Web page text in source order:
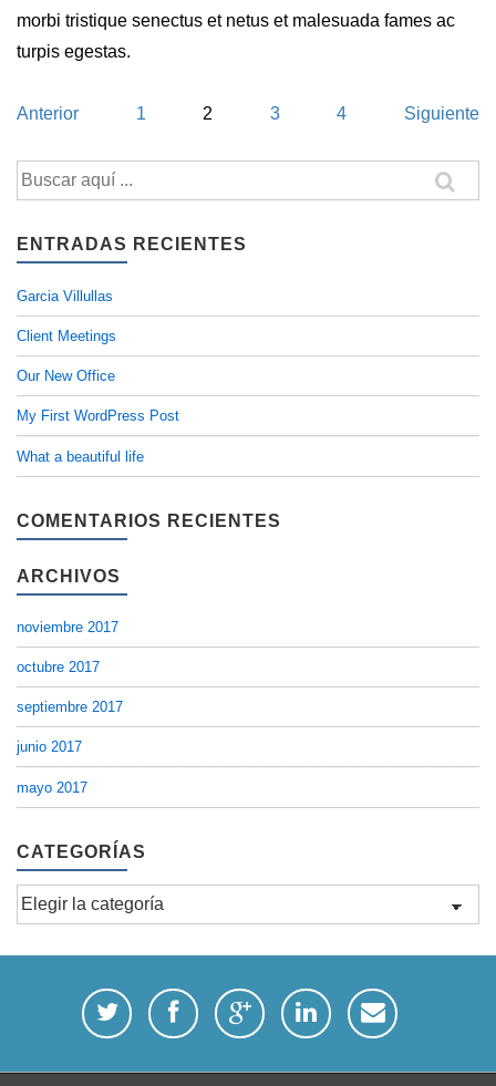
morbi tristique senectus et netus et malesuada fames ac
turpis egestas.
Navegación
de
entradas
Anterior 1 2 3 4 Siguiente
Buscar
por:
ENTRADAS RECIENTES
Garcia Villullas
Client Meetings
Our New Office
My First WordPress Post
What a beautiful life
COMENTARIOS RECIENTES
ARCHIVOS
noviembre 2017
octubre 2017
septiembre 2017
junio 2017
mayo 2017
CATEGORÍAS
Categorías
twitterbirdfacebookgooglepluslinkedinemail